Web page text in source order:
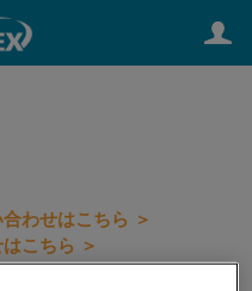
わせはこちら ＞
こちら ＞
こちら ＞